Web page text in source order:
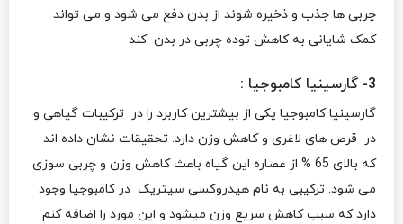
چربی ها جذب و ذخیره شوند از بدن دفع می شود و می تواند
کمک شایانی به کاهش توده چربی در بدن کند
3- گارسینیا کامبوجیا :
گارسینیا کامبوجیا یکی از بیشترین کاربرد را در ترکیبات گیاهی و
در قرص های لاغری و کاهش وزن دارد. تحقیقات نشان داده اند
که بالای 65 % از عصاره این گیاه باعث کاهش وزن و چربی سوزی
می شود. ترکیبی به نام هیدروکسی سیتریک در کامبوجیا وجود
دارد که سبب کاهش سریع وزن میشود و این مورد را اضافه کنم